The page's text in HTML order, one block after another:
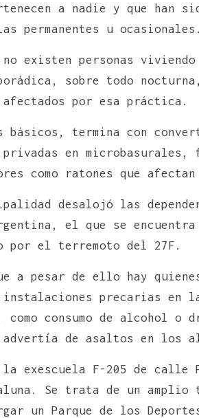
a nadie y que han
permanentes u ocasionales.
no existen personas
sobre todo
por esa práctica.
termina con
en microbasurales,
como ratones que
desalojó las
el que se encuentra
por el terremoto del 27F.
a pesar de ello hay
instalaciones precarias en
consumo de alcohol o
advertía de asaltos en los
exescuela F-205 de calle
Se trata de un amplio
un Parque de los